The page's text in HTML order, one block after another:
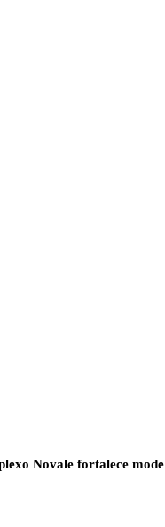
Novale fortalece